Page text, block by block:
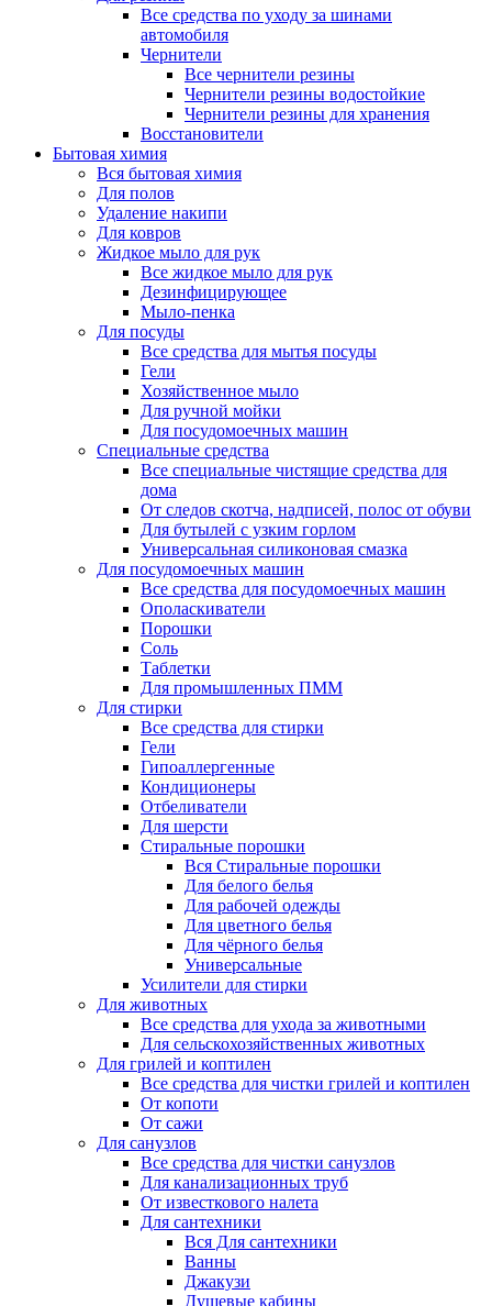
Все средства по уходу за шинами
автомобиля
Чернители
Все чернители резины
Чернители резины водостойкие
Чернители резины для хранения
Восстановители
Бытовая химия
Вся бытовая химия
Для полов
Удаление накипи
Для ковров
Жидкое мыло для рук
Все жидкое мыло для рук
Дезинфицирующее
Мыло-пенка
Для посуды
Все средства для мытья посуды
Гели
Хозяйственное мыло
Для ручной мойки
Для посудомоечных машин
Специальные средства
Все специальные чистящие средства для
дома
От следов скотча, надписей, полос от обуви
Для бутылей с узким горлом
Универсальная силиконовая смазка
Для посудомоечных машин
Все средства для посудомоечных машин
Ополаскиватели
Порошки
Соль
Таблетки
Для промышленных ПММ
Для стирки
Все средства для стирки
Гели
Гипоаллергенные
Кондиционеры
Отбеливатели
Для шерсти
Стиральные порошки
Вся Стиральные порошки
Для белого белья
Для рабочей одежды
Для цветного белья
Для чёрного белья
Универсальные
Усилители для стирки
Для животных
Все средства для ухода за животными
Для сельскохозяйственных животных
Для грилей и коптилен
Все средства для чистки грилей и коптилен
От копоти
От сажи
Для санузлов
Все средства для чистки санузлов
Для канализационных труб
От известкового налета
Для сантехники
Вся Для сантехники
Ванны
Джакузи
Душевые кабины